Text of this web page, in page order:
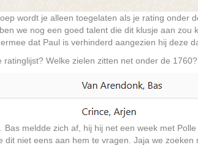
wordt je alleen toegelaten als je rating onder
we nog een goed talent die dit klusje aan
dat Paul is verhinderd aangezien hij deze
ratinglijst? Welke zielen zitten net onder de 1760?
Bas meldde zich af, hij hij net een week met
dit niet eens aan hem te vragen. Jaja we